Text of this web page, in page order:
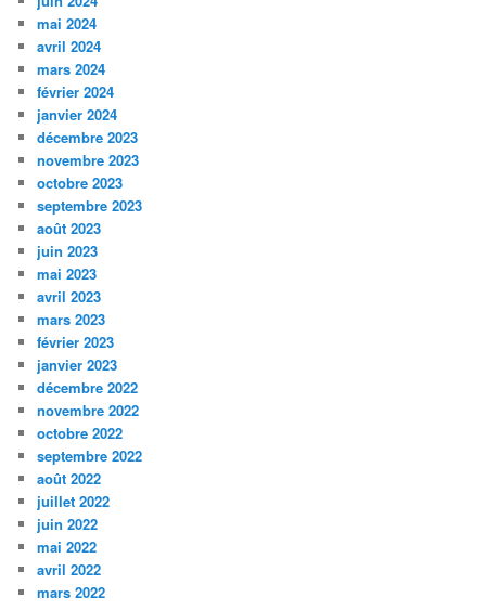
mai 2024
avril 2024
mars 2024
février 2024
janvier 2024
décembre 2023
novembre 2023
octobre 2023
septembre 2023
août 2023
juin 2023
mai 2023
avril 2023
mars 2023
février 2023
janvier 2023
décembre 2022
novembre 2022
octobre 2022
septembre 2022
août 2022
juillet 2022
juin 2022
mai 2022
avril 2022
mars 2022